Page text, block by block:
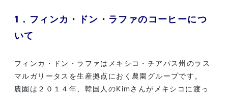
1．フィンカ・ドン・ラファのコーヒーにつ
いて
フィンカ・ドン・ラファはメキシコ・チアパス州のラス
マルガリータスを生産拠点におく農園グループです。
農園は２０１４年、韓国人のKimさんがメキシコに渡っ